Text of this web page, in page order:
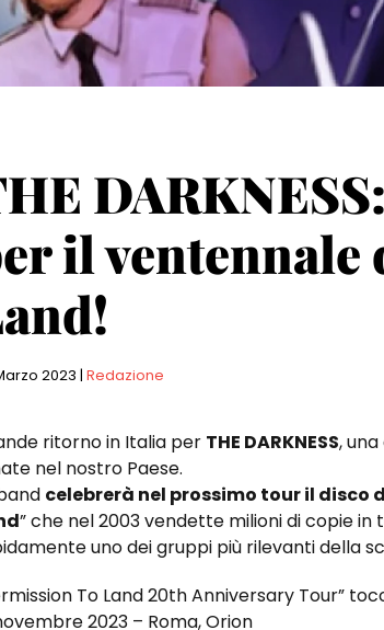
il ventennale
2023 | Redazione
ritorno in Italia per THE DARKNESS,
nel nostro Paese.
celebrerà nel prossimo tour il disco
” che nel 2003 vendette milioni di copie
uno dei gruppi più rilevanti della
To Land 20th Anniversary Tour”
2023 – Roma, Orion